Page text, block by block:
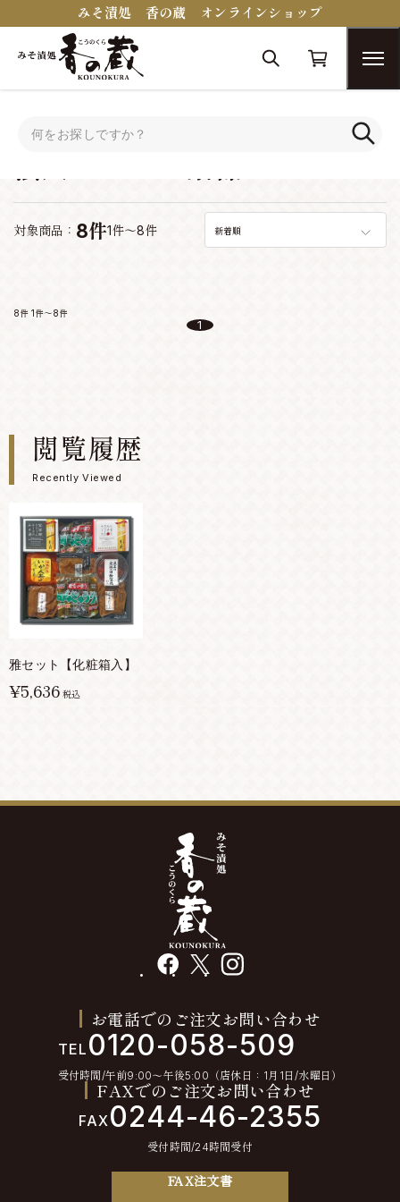
みそ漬処 香の蔵 オンラインショップ
対象商品： 8件1件～8件 新着順
8件 1件～8件
1
閲覧履歴
Recently Viewed
雅セット【化粧箱入】
¥5,636 税込
facebook instagram
お電話でのご注文お問い合わせ
TEL 0120-058-509
受付時間/午前9:00〜午後5:00（店休日：1月1日/水曜日）
FAXでのご注文お問い合わせ
FAX0244-46-2355
受付時間/24時間受付
FAX注文書